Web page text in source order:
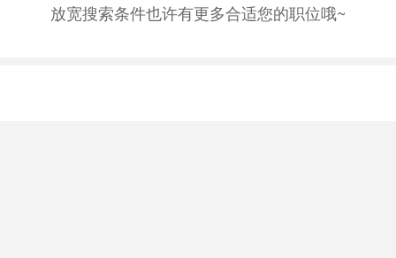
放宽搜索条件也许有更多合适您的职位哦~